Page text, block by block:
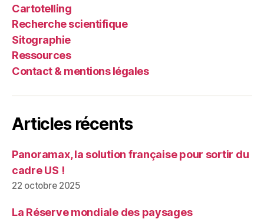
Cartotelling
Recherche scientifique
Sitographie
Ressources
Contact & mentions légales
Articles récents
Panoramax, la solution française pour sortir du
cadre US !
22 octobre 2025
La Réserve mondiale des paysages